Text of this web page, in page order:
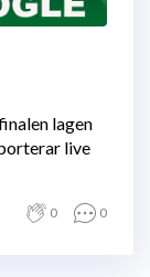
lagen
live
0 0